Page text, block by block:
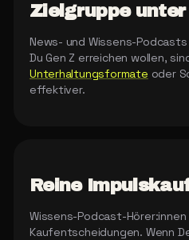
Zielgruppe
News- und Wissens-
Du Gen Z erreichen wollen,
Unterhaltungsformate oder
effektiver.
Reine
Wissens-Podcast-
Kaufentscheidungen. Wenn